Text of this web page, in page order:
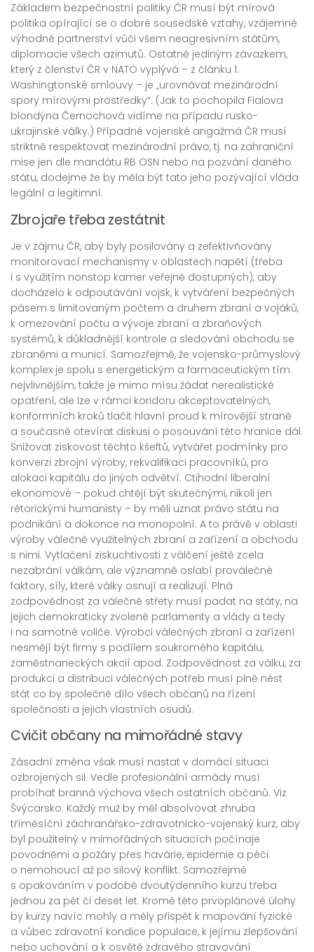
Základem bezpečnostní politiky ČR musí být mírová
politika opírající se o dobré sousedské vztahy, vzájemné
výhodné partnerství vůči všem neagresivním státům,
diplomacie všech azimutů. Ostatně jediným závazkem,
který z členství ČR v NATO vyplývá – z článku 1.
Washingtonské smlouvy – je „urovnávat mezinárodní
spory mírovými prostředky“. (Jak to pochopila Fialova
blondýna Černochová vidíme na případu rusko-
ukrajinské války.) Případné vojenské angažmá ČR musí
striktně respektovat mezinárodní právo, tj. na zahraniční
mise jen dle mandátu RB OSN nebo na pozvání daného
státu, dodejme že by měla být tato jeho pozývající vláda
legální a legitimní.
Zbrojaře třeba zestátnit
Je v zájmu ČR, aby byly posilovány a zefektivňovány
monitorovací mechanismy v oblastech napětí (třeba
i s využitím nonstop kamer veřejně dostupných), aby
docházelo k odpoutávání vojsk, k vytváření bezpečných
pásem s limitovaným počtem a druhem zbraní a vojáků,
k omezování počtu a vývoje zbraní a zbraňových
systémů, k důkladnější kontrole a sledování obchodu se
zbraněmi a municí. Samozřejmě, že vojensko-průmyslový
komplex je spolu s energetickým a farmaceutickým tím
nejvlivnějším, takže je mimo mísu žádat nerealistické
opatření, ale lze v rámci koridoru akceptovatelných,
konformních kroků tlačit hlavní proud k mírovější straně
a současně otevírat diskusi o posouvání této hranice dál.
Snižovat ziskovost těchto kšeftů, vytvářet podmínky pro
konverzi zbrojní výroby, rekvalifikaci pracovníků, pro
alokaci kapitálu do jiných odvětví. Ctihodní liberalní
ekonomové – pokud chtějí být skutečnými, nikoli jen
rétorickými humanisty – by měli uznat právo státu na
podnikání a dokonce na monopolní. A to právě v oblasti
výroby válečně využitelných zbraní a zařízení a obchodu
s nimi. Vytlačení ziskuchtivosti z válčení ještě zcela
nezabrání válkám, ale významně oslabí proválečné
faktory, síly, které války osnují a realizují. Plná
zodpovědnost za válečné střety musí padat na státy, na
jejich demokraticky zvolené parlamenty a vlády a tedy
i na samotné voliče. Výrobci válečných zbraní a zařízení
nesmějí být firmy s podílem soukromého kapitálu,
zaměstnaneckých akcií apod. Zodpovědnost za válku, za
produkci a distribuci válečných potřeb musí plně nést
stát co by společné dílo všech občanů na řízení
společnosti a jejich vlastních osudů.
Cvičit občany na mimořádné stavy
Zásadní změna však musí nastat v domácí situaci
ozbrojených sil. Vedle profesionální armády musí
probíhat branná výchova všech ostatních občanů. Viz
Švýcarsko. Každý muž by měl absolvovat zhruba
tříměsíční záchranářsko-zdravotnicko-vojenský kurz, aby
byl použitelný v mimořádných situacích počínaje
povodněmi a požáry přes havárie, epidemie a péči
o nemohoucí až po silový konflikt. Samozřejmě
s opakováním v podobě dvoutýdenního kurzu třeba
jednou za pět či deset let. Kromě této prvoplánové úlohy
by kurzy navíc mohly a měly přispět k mapování fyzické
a vůbec zdravotní kondice populace, k jejímu zlepšování
nebo uchování a k osvětě zdravého stravování